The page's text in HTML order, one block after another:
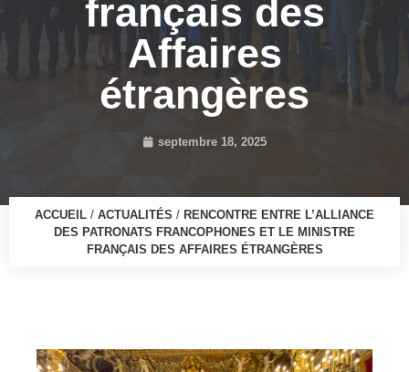
français des
Affaires
étrangères
septembre 18, 2025
ACCUEIL / ACTUALITÉS / RENCONTRE ENTRE L’ALLIANCE
DES PATRONATS FRANCOPHONES ET LE MINISTRE
FRANÇAIS DES AFFAIRES ÉTRANGÈRES